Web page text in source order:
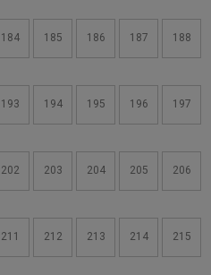
184 185 186 187 188
193 194 195 196 197
202 203 204 205 206
211 212 213 214 215